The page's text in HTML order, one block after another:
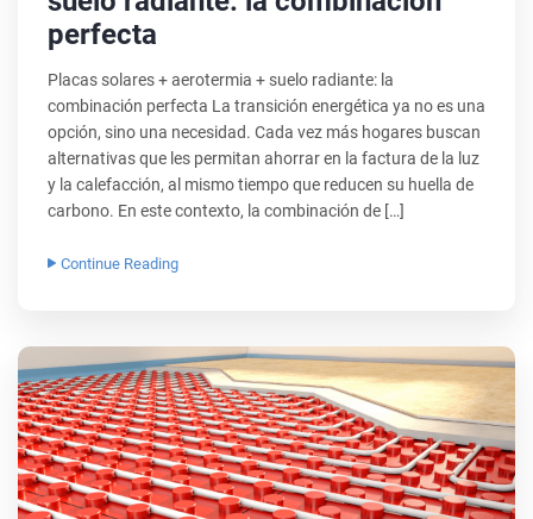
perfecta
Placas solares + aerotermia + suelo radiante: la
combinación perfecta La transición energética ya no es una
opción, sino una necesidad. Cada vez más hogares buscan
alternativas que les permitan ahorrar en la factura de la luz
y la calefacción, al mismo tiempo que reducen su huella de
carbono. En este contexto, la combinación de […]
Continue Reading